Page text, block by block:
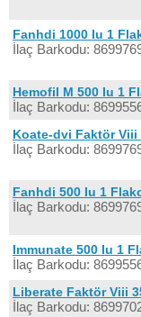
Fanhdi 1000 Iu 1
İlaç Barkodu:
Hemofil M 500 Iu 1
İlaç Barkodu:
Koate-dvi Faktör Viii
İlaç Barkodu:
Fanhdi 500 Iu 1
İlaç Barkodu:
Immunate 500 Iu 1
İlaç Barkodu:
Liberate Faktör Viii
İlaç Barkodu: